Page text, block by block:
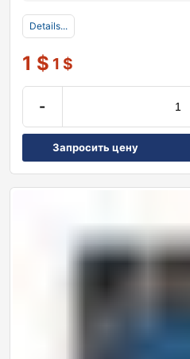
Details...
1 $ 1 $
-
Запросить цену